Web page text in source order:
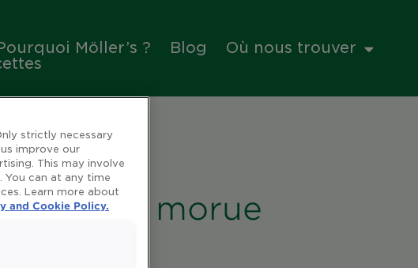
Möller’s ? Blog
Où nous trouver
foie de morue
strictly necessary
improve our
This may involve
You can at any time
Learn more about
and Cookie Policy.